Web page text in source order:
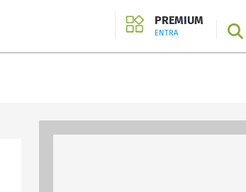
PREMIUM
ENTRA